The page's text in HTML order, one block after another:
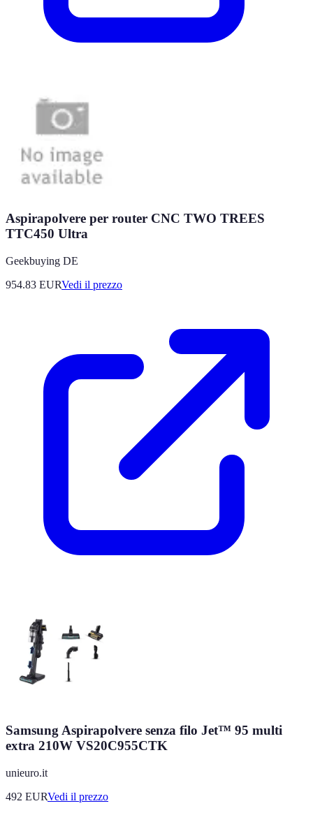
Aspirapolvere per router CNC TWO TREES
TTC450 Ultra
Geekbuying DE
954.83 EURVedi il prezzo
Samsung Aspirapolvere senza filo Jet™ 95 multi
extra 210W VS20C955CTK
unieuro.it
492 EURVedi il prezzo